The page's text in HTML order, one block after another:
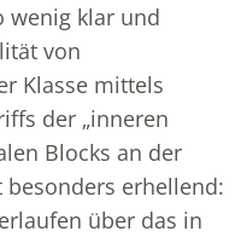
wenig klar und
von
Klasse mittels
der „inneren
Blocks an der
besonders erhellend:
über das in